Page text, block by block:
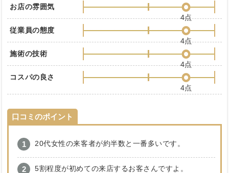
お店の雰囲気
4点
従業員の態度
4点
施術の技術
4点
コスパの良さ
4点
口コミのポイント
20代女性の来客者が約半数と一番多いです。
5割程度が初めての来店するお客さんですよ。